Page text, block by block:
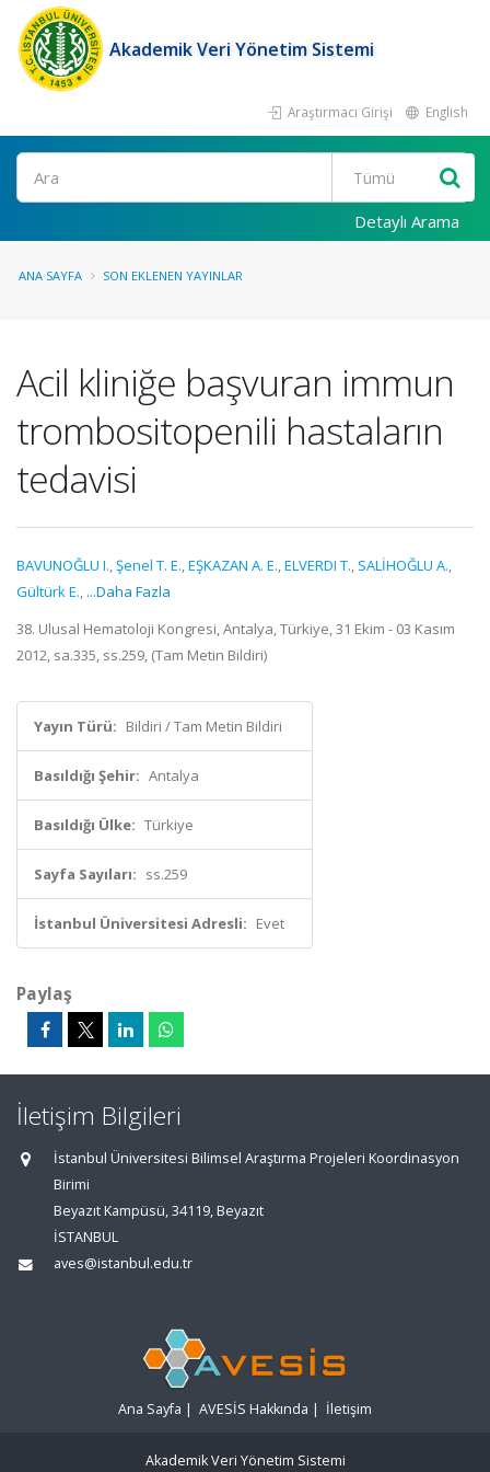
Akademik Veri Yönetim Sistemi
Araştırmacı Girişi English
Ara
Detaylı Arama
ANA SAYFA SON EKLENEN YAYINLAR
Acil kliniğe başvuran immun
trombositopenili hastaların
tedavisi
BAVUNOĞLU I.,Şenel T. E.,EŞKAZAN A. E.,ELVERDI T., SALİHOĞLU A.,
Gültürk E., ...Daha Fazla
38. Ulusal Hematoloji Kongresi, Antalya, Türkiye, 31 Ekim - 03 Kasım
2012, sa.335, ss.259, (Tam Metin Bildiri)
Yayın Türü: Bildiri / Tam Metin Bildiri
Basıldığı Şehir: Antalya
Basıldığı Ülke: Türkiye
Sayfa Sayıları: ss.259
İstanbul Üniversitesi Adresli: Evet
Paylaş
İletişim Bilgileri
İstanbul Üniversitesi Bilimsel Araştırma Projeleri Koordinasyon
Birimi
Beyazıt Kampüsü, 34119, Beyazıt
İSTANBUL
aves@istanbul.edu.tr
Ana Sayfa | AVESİS Hakkında | İletişim
Akademik Veri Yönetim Sistemi